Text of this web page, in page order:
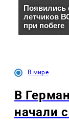
В мире
В
начали